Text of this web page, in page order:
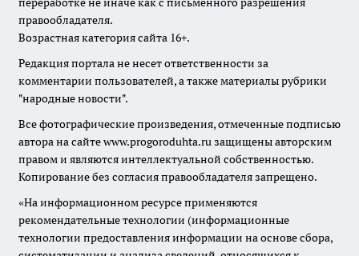
правообладателя.
Возрастная категория сайта 16+.
Редакция портала не несет ответственности за
комментарии пользователей, а также материалы рубрики
"народные новости".
Все фотографические произведения, отмеченные подписью
автора на сайте www.progoroduhta.ru защищены авторским
правом и являются интеллектуальной собственностью.
Копирование без согласия правообладателя запрещено.
«На информационном ресурсе применяются
рекомендательные технологии (информационные
технологии предоставления информации на основе сбора,